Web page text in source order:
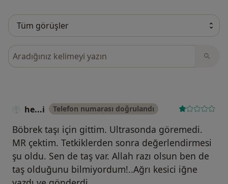
Görüşler içerisinde ara
he...i Telefon numarası doğrulandı
Böbrek taşı için gittim. Ultrasonda göremedi.
MR çektim. Tetkiklerden sonra değerlendirmesi
şu oldu. Sen de taş var. Allah razı olsun ben de
taş olduğunu bilmiyordum!..Ağrı kesici iğne